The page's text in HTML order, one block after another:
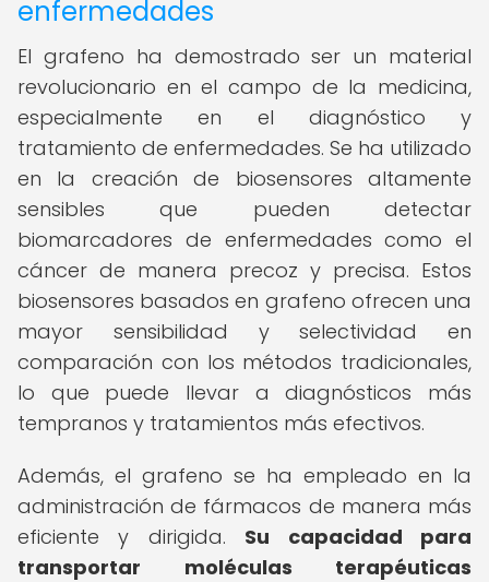
enfermedades
El grafeno ha demostrado ser un material
revolucionario en el campo de la medicina,
especialmente en el diagnóstico y
tratamiento de enfermedades. Se ha utilizado
en la creación de biosensores altamente
sensibles que pueden detectar
biomarcadores de enfermedades como el
cáncer de manera precoz y precisa. Estos
biosensores basados en grafeno ofrecen una
mayor sensibilidad y selectividad en
comparación con los métodos tradicionales,
lo que puede llevar a diagnósticos más
tempranos y tratamientos más efectivos.
Además, el grafeno se ha empleado en la
administración de fármacos de manera más
eficiente y dirigida. Su capacidad para
transportar moléculas terapéuticas